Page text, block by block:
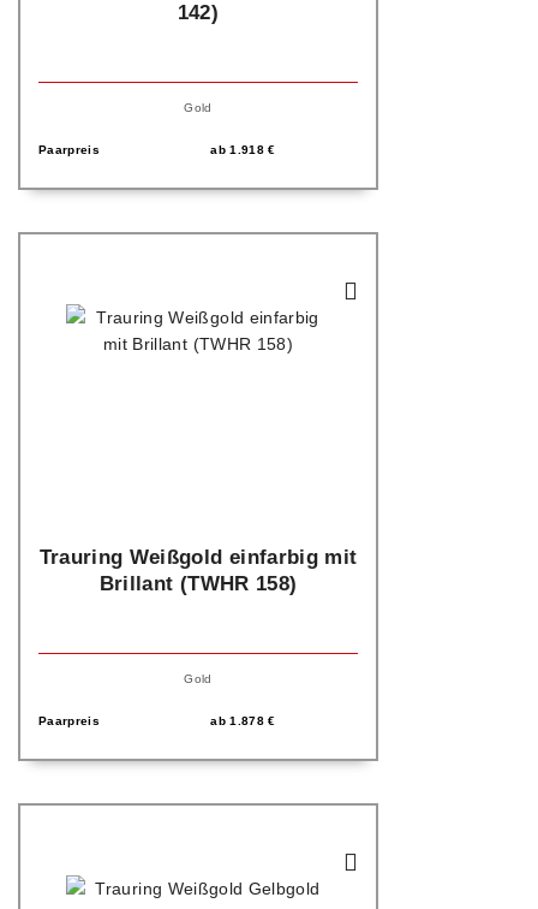
142)
Gold
Paarpreis ab1.918€
Trauring Weißgold einfarbig mit
Brillant (TWHR 158)
Gold
Paarpreis ab1.878€